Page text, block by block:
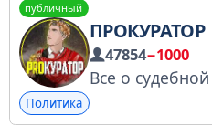
публичный
ПРОКУРАТОР
47854−1000
Политика